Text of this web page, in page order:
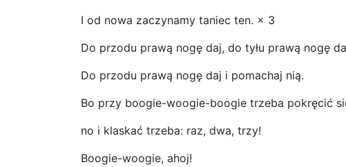
I od nowa zaczynamy taniec ten. × 3
Do przodu prawą nogę daj, do tyłu prawą nogę
Do przodu prawą nogę daj i pomachaj nią.
Bo przy boogie-woogie-boogie trzeba pokręcić
no i klaskać trzeba: raz, dwa, trzy!
Boogie-woogie, ahoj!